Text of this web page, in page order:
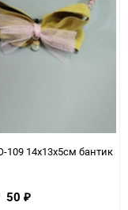
109 14х13х5см бантик
50 ₽